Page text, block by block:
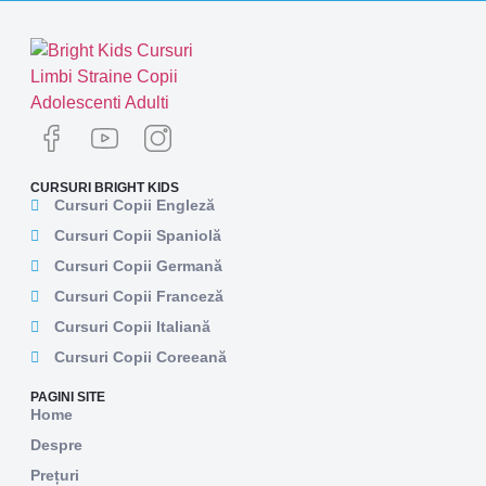
CURSURI BRIGHT KIDS
Cursuri Copii Engleză
Cursuri Copii Spaniolă
Cursuri Copii Germană
Cursuri Copii Franceză
Cursuri Copii Italiană
Cursuri Copii Coreeană
PAGINI SITE
Home
Despre
Prețuri